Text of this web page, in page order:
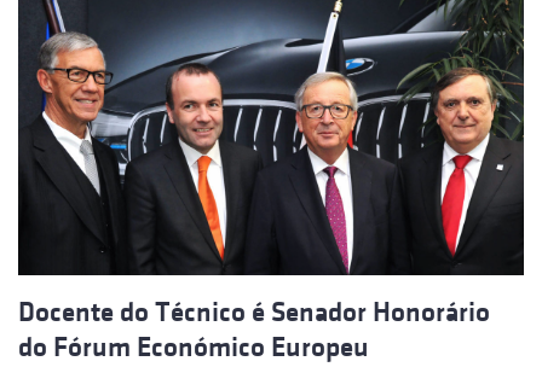
Docente do Técnico é Senador Honorário
do Fórum Económico Europeu